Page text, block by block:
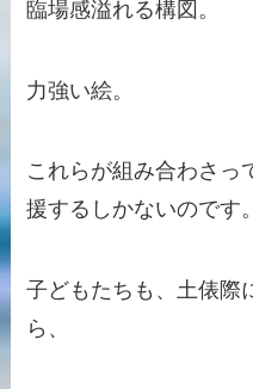
臨場感溢れる構図。
力強い絵。
これらが組み合わさっ
援するしかないのです。
子どもたちも、土俵際
ら、